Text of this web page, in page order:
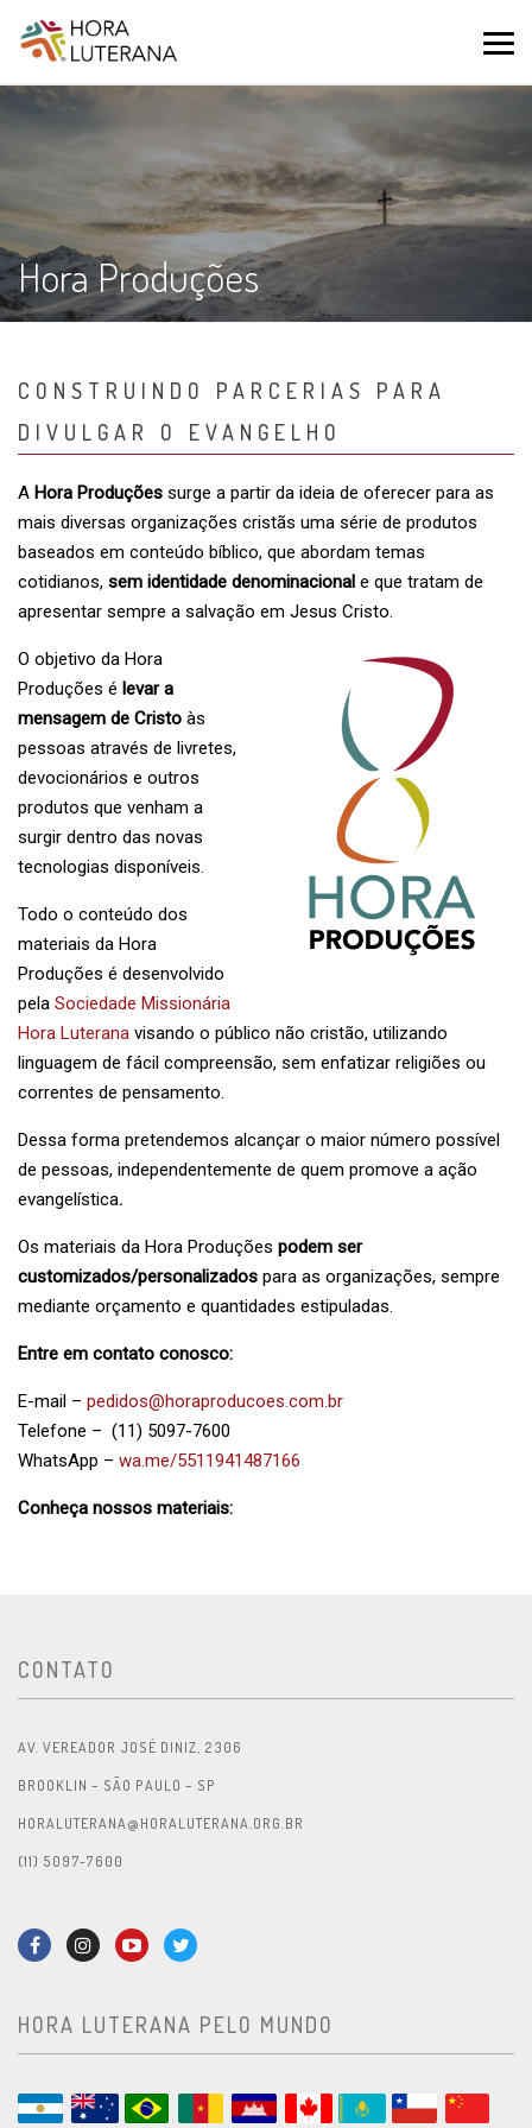
Hora Produções
CONSTRUINDO PARCERIAS PARA
DIVULGAR O EVANGELHO
A Hora Produções surge a partir da ideia de oferecer para as
mais diversas organizações cristãs uma série de produtos
baseados em conteúdo bíblico, que abordam temas
cotidianos, sem identidade denominacional e que tratam de
apresentar sempre a salvação em Jesus Cristo.
O objetivo da Hora
Produções é levar a
mensagem de Cristo às
pessoas através de livretes,
devocionários e outros
produtos que venham a
surgir dentro das novas
tecnologias disponíveis.
Todo o conteúdo dos
materiais da Hora
Produções é desenvolvido
pela Sociedade Missionária
Hora Luterana visando o público não cristão, utilizando
linguagem de fácil compreensão, sem enfatizar religiões ou
correntes de pensamento.
Dessa forma pretendemos alcançar o maior número possível
de pessoas, independentemente de quem promove a ação
evangelística.
Os materiais da Hora Produções podem ser
customizados/personalizados para as organizações, sempre
mediante orçamento e quantidades estipuladas.
Entre em contato conosco:
E-mail – pedidos@horaproducoes.com.br
Telefone – (11) 5097-7600
WhatsApp – wa.me/5511941487166
Conheça nossos materiais:
CONTATO
AV. VEREADOR JOSÉ DINIZ, 2306
BROOKLIN – SÃO PAULO – SP
HORALUTERANA@HORALUTERANA.ORG.BR
(11) 5097-7600
HORA LUTERANA PELO MUNDO